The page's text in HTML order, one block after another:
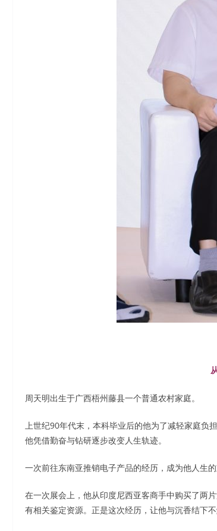
周天明出生于广西梧州藤县一个普通农村家庭。
上世纪90年代末，本科毕业后的他为了减轻家庭负
他凭借勤奋与钻研逐步改变人生轨迹。
一次前往东南亚推销电子产品的经历，成为他人生的
在一次展会上，他从印度尼西亚客商手中购买了两
有相关鉴定资源。正是这次经历，让他与沉香结下不